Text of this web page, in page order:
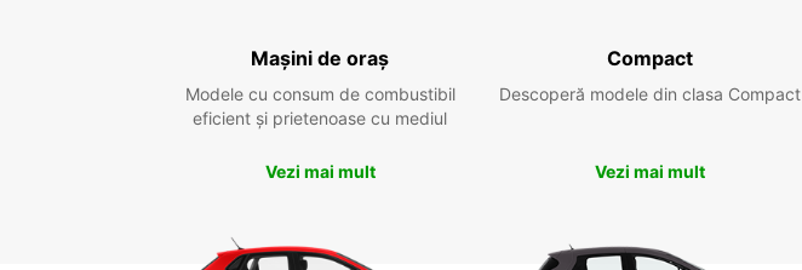
Mașini de oraș
Modele cu consum de combustibil
eficient și prietenoase cu mediul
Vezi mai mult
Compact
Descoperă modele din clasa Compact
Vezi mai mult